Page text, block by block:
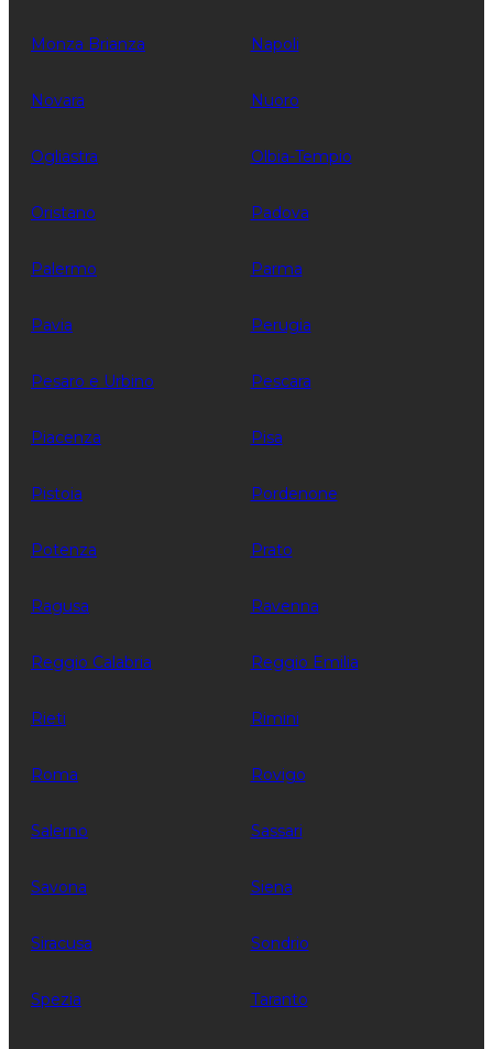
Monza Brianza Napoli
Novara Nuoro
Ogliastra Olbia-Tempio
Oristano Padova
Palermo Parma
Pavia Perugia
Pesaro e Urbino Pescara
Piacenza Pisa
Pistoia Pordenone
Potenza Prato
Ragusa Ravenna
Reggio Calabria Reggio Emilia
Rieti Rimini
Roma Rovigo
Salerno Sassari
Savona Siena
Siracusa Sondrio
Spezia Taranto